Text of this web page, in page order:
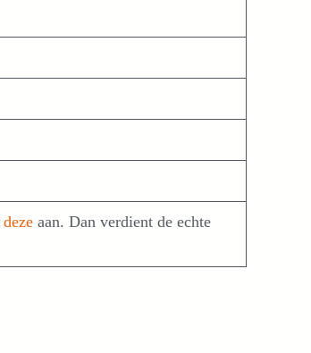
deze aan. Dan verdient de echte